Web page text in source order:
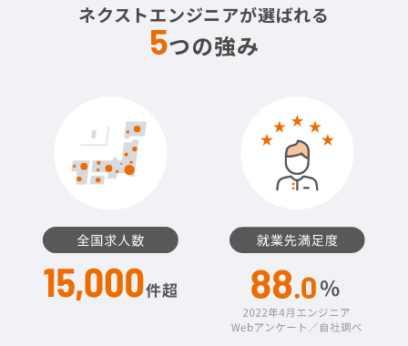
ネクストエンジニアが選ばれる
5つの強み